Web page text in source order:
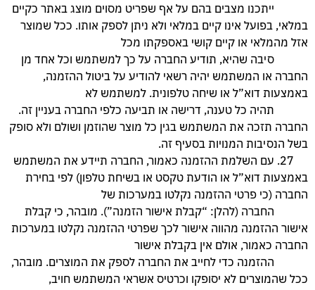
ייתכנו מצבים בהם על אף שפריט מסוים מוצגבאתר כקיים
במלאי, בפועל אינו קיים במלאי ולא ניתן לספק אותו. ככל שמוצר
אזל מהמלאי או קיים קושי באספקתו מכל
סיבה שהיא, תודיע החברה על כך למשתמש וכל אחד מן
החברה או המשתמש יהיה רשאי להודיע על ביטול ההזמנה,
באמצעות דוא”ל או שיחה טלפונית. למשתמש לא
תהיה כל טענה, דרישה או תביעה כלפי החברה בעניין זה.
החברה תזכה את המשתמש בגין כל מוצר שהוזמן ושולם ולא סופק
בשל הנסיבות המנויות בסעיף זה.
27. עם השלמת ההזמנה כאמור, החברה תיידע את המשתמש
באמצעות דוא”ל או הודעת טקסט או בשיחת טלפון) לפי בחירת
החברה (כי פרטי ההזמנה נקלטו במערכות של
החברה (להלן: “קבלת אישור הזמנה”). מובהר, כי קבלת
אישור ההזמנה מהווה אישור לכך שפרטי ההזמנה נקלטו במערכות
החברה כאמור, אולם אין בקבלת אישור
ההזמנה כדי לחייב את החברה לספק את המוצרים. מובהר,
ככל שהמוצרים לא יסופקו וכרטיס אשראי המשתמש חויב,